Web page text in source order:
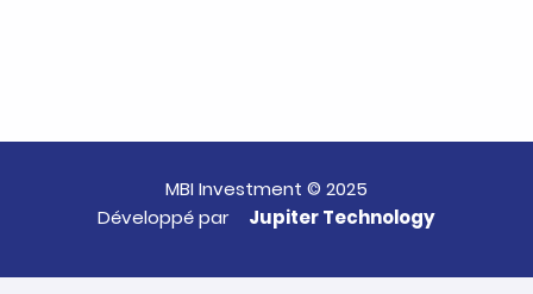
MBI Investment © 2025
Développé par
Jupiter Technology